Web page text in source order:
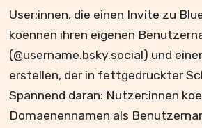
User:innen, die einen Invite zu
koennen ihren eigenen
(@username.bsky.social) und
erstellen, der in fettgedruckter
Spannend daran: Nutzer:innen
Domaenennamen als